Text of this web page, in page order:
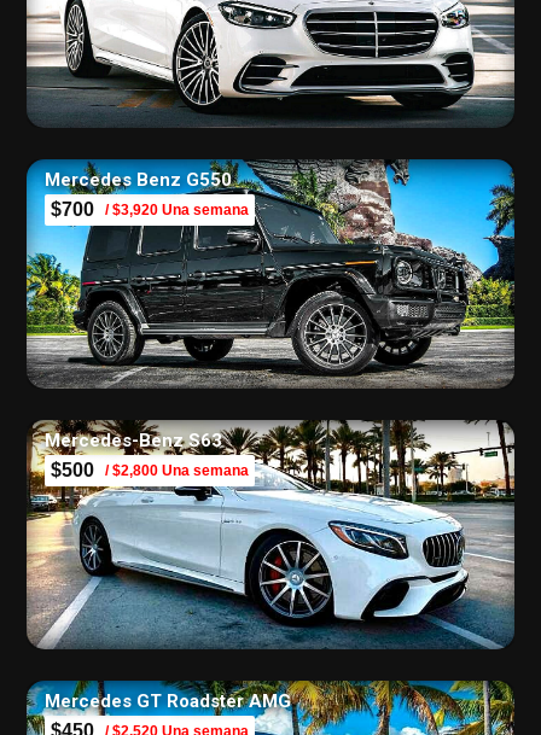
Mercedes Benz G550
$700 / $3,920 Una semana
Mercedes-Benz S63
$500 / $2,800 Una semana
Mercedes GT Roadster AMG
$450 / $2,520 Una semana